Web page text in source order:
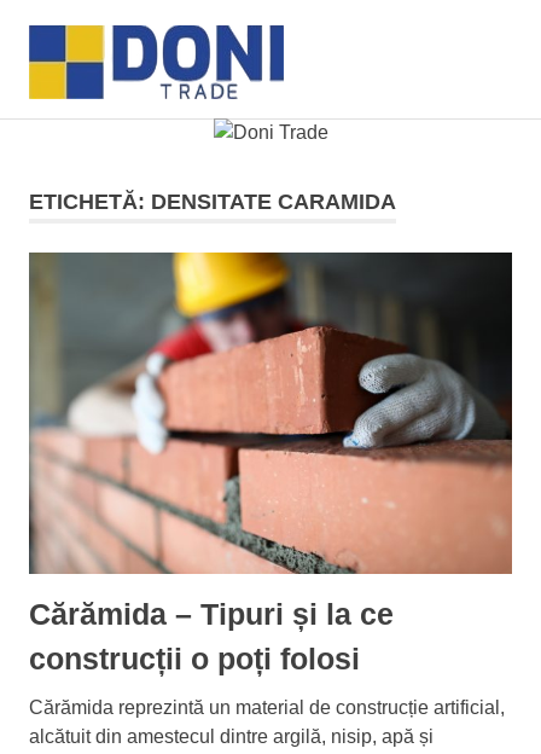
conținut
ETICHETĂ: DENSITATE CARAMIDA
Cărămida – Tipuri și la ce
construcții o poți folosi
Cărămida reprezintă un material de construcție artificial,
alcătuit din amestecul dintre argilă, nisip, apă și